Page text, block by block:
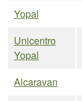
Yopal
Unicentro
Yopal
Alcaravan